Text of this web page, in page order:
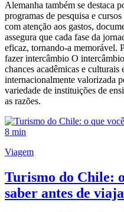
Alemanha também se destaca
programas de pesquisa e
com atenção aos gastos,
assegura que cada fase da
eficaz, tornando-a memorável.
fazer intercâmbio O
chances acadêmicas e culturais
internacionalmente valorizada
variedade de instituições de
as razões.
8 min
Viagem
Turismo do Chile:
saber antes de